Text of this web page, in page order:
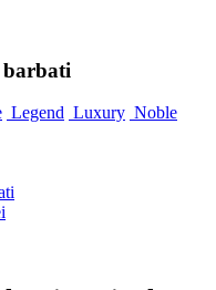
barbati
Legend Luxury Noble